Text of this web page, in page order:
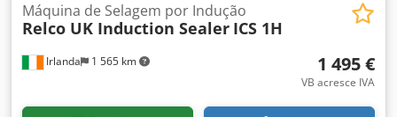
Irlanda 1 565 km
Máquina de Selagem por Indução
Relco UK Induction Sealer ICS 1H
1 495 €
VB acresce IVA